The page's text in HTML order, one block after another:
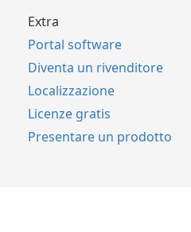
Extra
Portal software
Diventa un rivenditore
Localizzazione
Licenze gratis
Presentare un prodotto